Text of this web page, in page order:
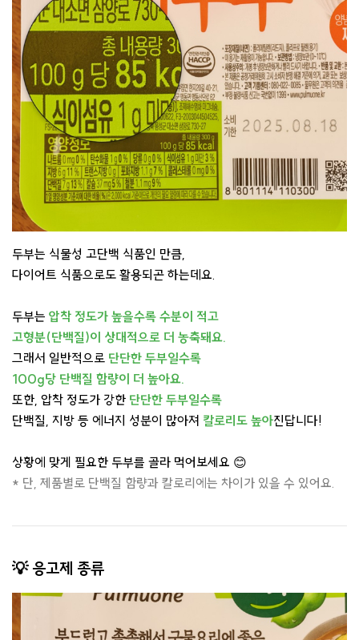
두부는 식물성 고단백 식품인 만큼,
다이어트 식품으로도 활용되곤 하는데요.
두부는 압착 정도가 높을수록 수분이 적고
고형분(단백질)이 상대적으로 더 농축돼요.
그래서 일반적으로 단단한 두부일수록
100g당 단백질 함량이 더 높아요.
또한, 압착 정도가 강한 단단한 두부일수록
단백질, 지방 등 에너지 성분이 많아져 칼로리도 높아진답니다!
상황에 맞게 필요한 두부를 골라 먹어보세요 😊
* 단, 제품별로 단백질 함량과 칼로리에는 차이가 있을 수 있어요.
💡 응고제 종류